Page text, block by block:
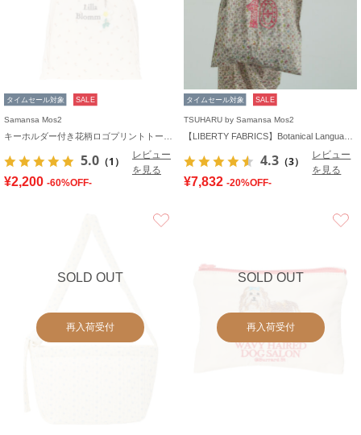
タイムセール対象 SALE
Samansa Mos2
5.0 （1）
レビュー
を見る
¥2,200 -60%OFF-
タイムセール対象 SALE
TSUHARU by Samansa Mos2
4.3 （3）
レビュー
を見る
¥7,832 -20%OFF-
SOLD OUT
再入荷受付
SOLD OUT
再入荷受付